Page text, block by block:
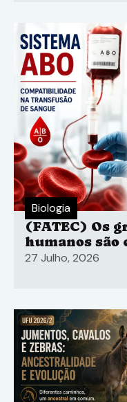
Biologia
(FATEC) Os
humanos
sistema ABO
27 Julho, 2026